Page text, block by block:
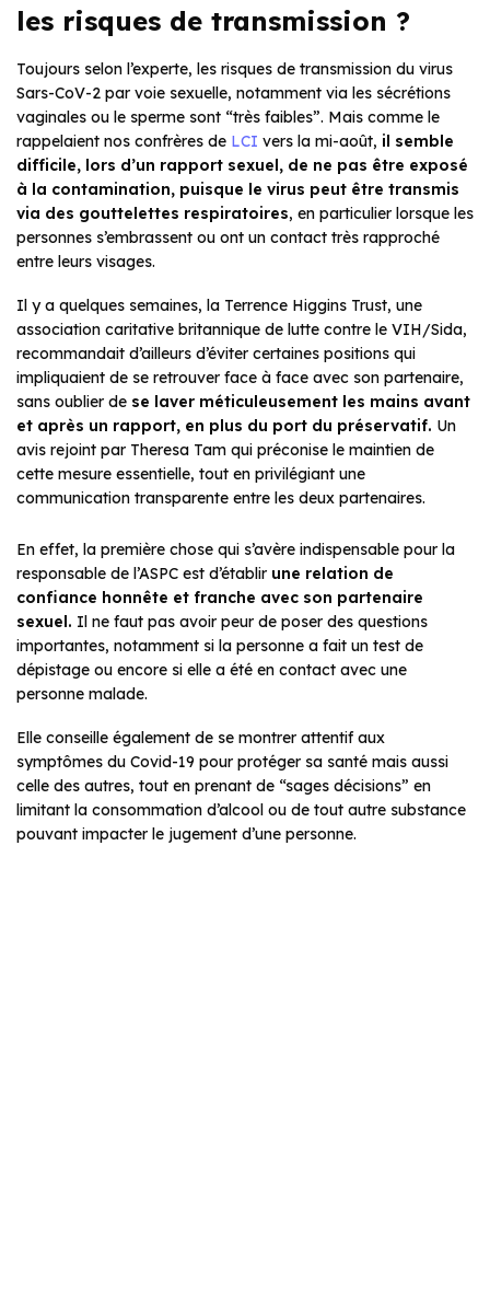
les risques de transmission ?
Toujours selon l’experte, les risques de transmission du virus
Sars-CoV-2 par voie sexuelle, notamment via les sécrétions
vaginales ou le sperme sont “très faibles”. Mais comme le
rappelaient nos confrères de LCI vers la mi-août, il semble
difficile, lors d’un rapport sexuel, de ne pas être exposé
à la contamination, puisque le virus peut être transmis
via des gouttelettes respiratoires, en particulier lorsque les
personnes s’embrassent ou ont un contact très rapproché
entre leurs visages.
Il y a quelques semaines, la Terrence Higgins Trust, une
association caritative britannique de lutte contre le VIH/Sida,
recommandait d’ailleurs d’éviter certaines positions qui
impliquaient de se retrouver face à face avec son partenaire,
sans oublier de se laver méticuleusement les mains avant
et après un rapport, en plus du port du préservatif. Un
avis rejoint par Theresa Tam qui préconise le maintien de
cette mesure essentielle, tout en privilégiant une
communication transparente entre les deux partenaires.
En effet, la première chose qui s’avère indispensable pour la
responsable de l’ASPC est d’établir une relation de
confiance honnête et franche avec son partenaire
sexuel. Il ne faut pas avoir peur de poser des questions
importantes, notamment si la personne a fait un test de
dépistage ou encore si elle a été en contact avec une
personne malade.
Elle conseille également de se montrer attentif aux
symptômes du Covid-19 pour protéger sa santé mais aussi
celle des autres, tout en prenant de “sages décisions” en
limitant la consommation d’alcool ou de tout autre substance
pouvant impacter le jugement d’une personne.